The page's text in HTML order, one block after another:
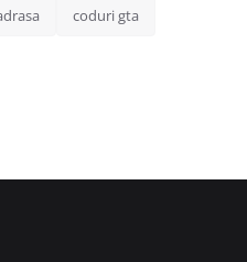
coduri gta